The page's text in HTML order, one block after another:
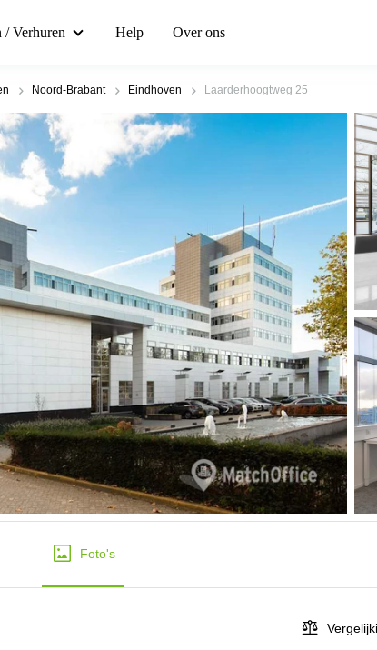
/ Verhuren Help Over ons
Noord-Brabant Eindhoven Laarderhoogtweg 25
Foto's